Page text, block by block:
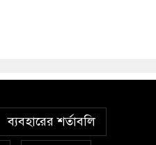
ব্যবহারের শর্তাবলি